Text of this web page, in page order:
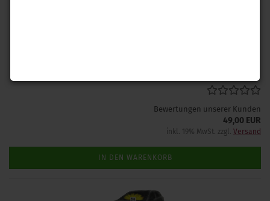
Bewertungen unserer Kunden
49,00 EUR
inkl. 19% MwSt. zzgl. Versand
IN DEN WARENKORB